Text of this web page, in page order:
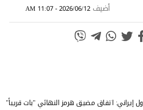
أضيف 2026/06/12 - 11:07 AM
إيراني: اتفاق مضيق هرمز النهائي "بات قريباً"